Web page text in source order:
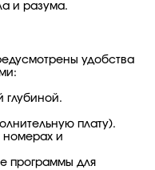
и разума.
удобства
глубиной.
плату).
номерах и
программы для